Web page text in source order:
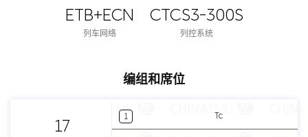
ETB+ECN
列车网络
CTCS3-300S
列控系统
编组和席位
17 1 Tc